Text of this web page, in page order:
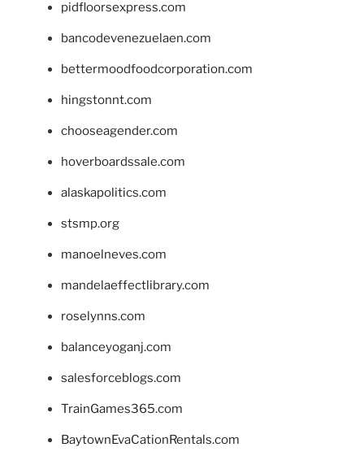
pidfloorsexpress.com
bancodevenezuelaen.com
bettermoodfoodcorporation.com
hingstonnt.com
chooseagender.com
hoverboardssale.com
alaskapolitics.com
stsmp.org
manoelneves.com
mandelaeffectlibrary.com
roselynns.com
balanceyoganj.com
salesforceblogs.com
TrainGames365.com
BaytownEvaCationRentals.com